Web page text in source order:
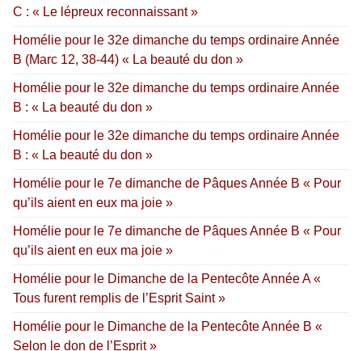
C : « Le lépreux reconnaissant »
Homélie pour le 32e dimanche du temps ordinaire Année
B (Marc 12, 38-44) « La beauté du don »
Homélie pour le 32e dimanche du temps ordinaire Année
B : « La beauté du don »
Homélie pour le 32e dimanche du temps ordinaire Année
B : « La beauté du don »
Homélie pour le 7e dimanche de Pâques Année B « Pour
qu’ils aient en eux ma joie »
Homélie pour le 7e dimanche de Pâques Année B « Pour
qu’ils aient en eux ma joie »
Homélie pour le Dimanche de la Pentecôte Année A «
Tous furent remplis de l’Esprit Saint »
Homélie pour le Dimanche de la Pentecôte Année B «
Selon le don de l’Esprit »